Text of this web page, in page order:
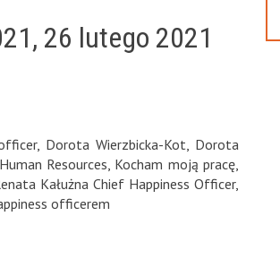
26 lutego 2021
, Dorota Wierzbicka-Kot Dorota
Human Resources Kocham moją pracę
Kałużna Chief Happiness Officer,
officerem